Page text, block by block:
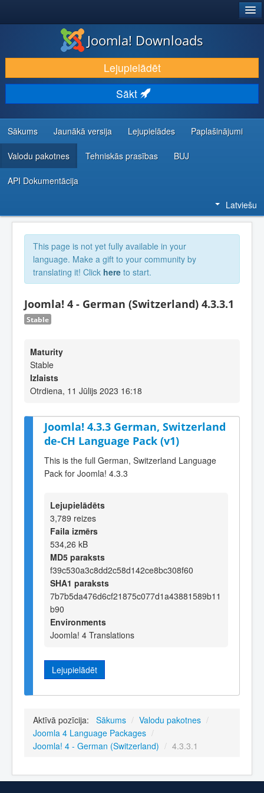
LEJUPIELĀDĒT UN PAPLAŠINĀT
ATKLĀJ UN IEMĀCIES
KOPIENA UN ATBALSTS
IZSTRĀDĀTĀJU RESURSI
Joomla! Downloads
Lejupielādēt
Sākt
Sākums Jaunākā versija Lejupielādes Paplašinājumi
Valodu pakotnes Tehniskās prasības BUJ
API Dokumentācija
Latviešu
This page is not yet fully available in your
language. Make a gift to your community by
translating it! Click here to start.
Joomla! 4 - German (Switzerland) 4.3.3.1
Stable
Maturity
Stable
Izlaists
Otrdiena, 11 Jūlijs 2023 16:18
Joomla! 4.3.3 German, Switzerland
de-CH Language Pack (v1)
This is the full German, Switzerland Language
Pack for Joomla! 4.3.3
Lejupielādēts
3,789 reizes
Faila izmērs
534,26 kB
MD5 paraksts
f39c530a3c8dd2c58d142ce8bc308f60
SHA1 paraksts
7b7b5da476d6cf21875c077d1a43881589b11
b90
Environments
Joomla! 4 Translations
Lejupielādēt
Aktīvā pozīcija: Sākums / Valodu pakotnes /
Joomla 4 Language Packages /
Joomla! 4 - German (Switzerland) / 4.3.3.1